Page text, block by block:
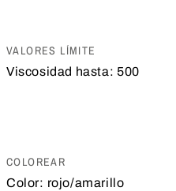
VALORES LÍMITE
Viscosidad hasta: 500
COLOREAR
Color: rojo/amarillo